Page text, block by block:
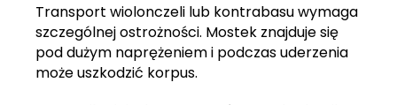
Transport wiolonczeli lub kontrabasu wymaga
szczególnej ostrożności. Mostek znajduje się
pod dużym naprężeniem i podczas uderzenia
może uszkodzić korpus.